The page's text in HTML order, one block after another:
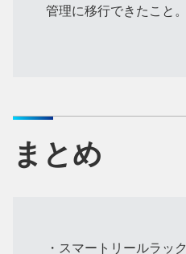
管理に移行できたこと。
まとめ
・スマートリールラック